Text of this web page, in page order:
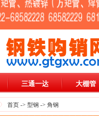
三通一达 大棚管
首页 -> 型钢 -> 角钢